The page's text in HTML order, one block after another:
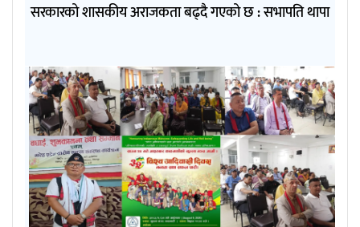
सरकारको शासकीय अराजकता बढ्दै गएको छ : सभापति थापा